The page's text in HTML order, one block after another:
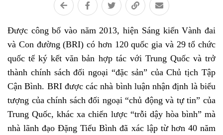
Được công bố vào năm 2013, hiện Sáng kiến Vành đai
và Con đường (BRI) có hơn 120 quốc gia và 29 tổ chức
quốc tế ký kết văn bản hợp tác với Trung Quốc và trở
thành chính sách đối ngoại “đặc sản” của Chủ tịch Tập
Cận Bình. BRI được các nhà bình luận nhận định là biểu
tượng của chính sách đối ngoại “chủ động và tự tin” của
Trung Quốc, khác xa chiến lược “trỗi dậy hòa bình” mà
nhà lãnh đạo Đặng Tiểu Bình đã xác lập từ hơn 40 năm